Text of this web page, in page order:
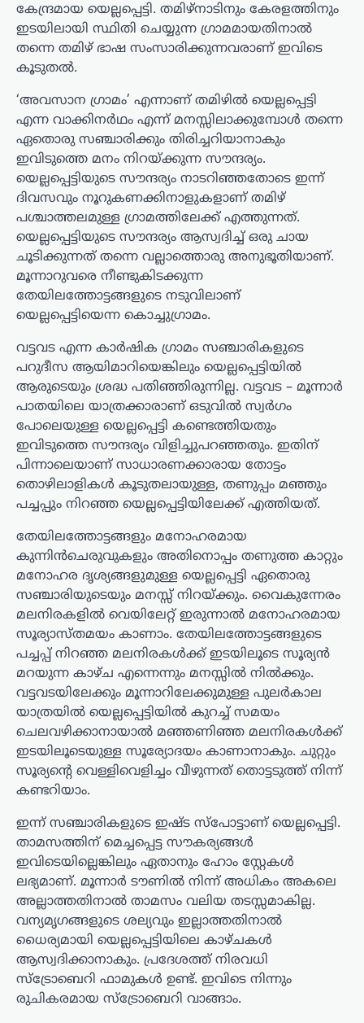
കേന്ദ്രമായ യെല്ലപ്പെട്ടി. തമിഴ്നാടിനും കേരളത്തിനും
ഇടയിലായി സ്ഥിതി ചെയ്യുന്ന ഗ്രാമമായതിനാൽ
തന്നെ തമിഴ് ഭാഷ സംസാരിക്കുന്നവരാണ് ഇവിടെ
കൂടുതൽ.
‘അവസാന ഗ്രാമം’ എന്നാണ് തമിഴിൽ യെല്ലപ്പെട്ടി
എന്ന വാക്കിനർഥം എന്ന് മനസ്സിലാക്കുമ്പോൾ തന്നെ
ഏതൊരു സഞ്ചാരിക്കും തിരിച്ചറിയാനാകും
ഇവിടുത്തെ മനം നിറയ്ക്കുന്ന സൗന്ദര്യം.
യെല്ലപ്പെട്ടിയുടെ സൗന്ദര്യം നാടറിഞ്ഞതോടെ ഇന്ന്
ദിവസവും നൂറുകണക്കിനാളുകളാണ് തമിഴ്
പശ്ചാത്തലമുള്ള ഗ്രാമത്തിലേക്ക് എത്തുന്നത്.
യെല്ലപ്പെട്ടിയുടെ സൗന്ദര്യം ആസ്വദിച്ച് ഒരു ചായ
ചൂടിക്കുന്നത് തന്നെ വല്ലാത്തൊരു അനുഭൂതിയാണ്.
മൂന്നാറുവരെ നീണ്ടുകിടക്കുന്ന
തേയിലത്തോട്ടങ്ങളുടെ നടുവിലാണ്
യെല്ലപ്പെട്ടിയെന്ന കൊച്ചുഗ്രാമം.
വട്ടവട എന്ന കാർഷിക ഗ്രാമം സഞ്ചാരികളുടെ
പറുദീസ ആയിമാറിയെങ്കിലും യെല്ലപ്പെട്ടിയിൽ
ആരുടെയും ശ്രദ്ധ പതിഞ്ഞിരുന്നില്ല. വട്ടവട – മൂന്നാർ
പാതയിലെ യാത്രക്കാരാണ് ഒടുവിൽ സ്വർഗം
പോലെയുള്ള യെല്ലപ്പെട്ടി കണ്ടെത്തിയതും
ഇവിടുത്തെ സൗന്ദര്യം വിളിച്ചുപറഞ്ഞതും. ഇതിന്
പിന്നാലെയാണ് സാധാരണക്കാരായ തോട്ടം
തൊഴിലാളികൾ കൂടുതലായുള്ള, തണുപ്പം മഞ്ഞും
പച്ചപ്പും നിറഞ്ഞ യെല്ലപ്പെട്ടിയിലേക്ക് എത്തിയത്.
തേയിലത്തോട്ടങ്ങളും മനോഹരമായ
കുന്നിൻചെരുവുകളും അതിനൊപ്പം തണുത്ത കാറ്റും
മനോഹര ദൃശ്യങ്ങളുമുള്ള യെല്ലപ്പെട്ടി ഏതൊരു
സഞ്ചാരിയുടെയും മനസ്സ് നിറയ്ക്കും. വൈകുന്നേരം
മലനിരകളിൽ വെയിലേറ്റ് ഇരുന്നാൽ മനോഹരമായ
സൂര്യാസ്തമയം കാണാം. തേയിലത്തോട്ടങ്ങളുടെ
പച്ചപ്പ് നിറഞ്ഞ മലനിരകൾക്ക് ഇടയിലൂടെ സൂര്യൻ
മറയുന്ന കാഴ്ച എന്നെന്നും മനസ്സിൽ നിൽക്കും.
വട്ടവടയിലേക്കും മൂന്നാറിലേക്കുമുള്ള പുലർകാല
യാത്രയിൽ യെല്ലപ്പെട്ടിയിൽ കുറച്ച് സമയം
ചെലവഴിക്കാനായാൽ മഞ്ഞണിഞ്ഞ മലനിരകൾക്ക്
ഇടയിലൂടെയുള്ള സൂര്യോദയം കാണാനാകും. ചുറ്റും
സൂര്യൻ്റെ വെള്ളിവെളിച്ചം വീഴുന്നത് തൊട്ടടുത്ത് നിന്ന്
കണ്ടറിയാം.
ഇന്ന് സഞ്ചാരികളുടെ ഇഷ്ട സ്പോട്ടാണ് യെല്ലപ്പെട്ടി.
താമസത്തിന് മെച്ചപ്പെട്ട സൗകര്യങ്ങൾ
ഇവിടെയില്ലെങ്കിലും ഏതാനും ഹോം സ്റ്റേകൾ
ലഭ്യമാണ്. മൂന്നാർ ടൗണിൽ നിന്ന് അധികം അകലെ
അല്ലാത്തതിനാൽ താമസം വലിയ തടസ്സമാകില്ല.
വന്യമൃഗങ്ങളുടെ ശല്യവും ഇല്ലാത്തതിനാൽ
ധൈര്യമായി യെല്ലപ്പെട്ടിയിലെ കാഴ്ചകൾ
ആസ്വദിക്കാനാകും. പ്രദേശത്ത് നിരവധി
സ്‌ട്രോബെറി ഫാമുകൾ ഉണ്ട്. ഇവിടെ നിന്നും
രുചികരമായ സ്‌ട്രോബെറി വാങ്ങാം.